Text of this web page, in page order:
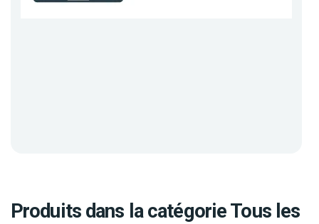
Produits dans la catégorie Tous les